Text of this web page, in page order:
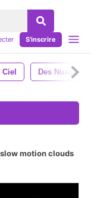
S'inscrire
Ciel Des Nuages
slow motion clouds